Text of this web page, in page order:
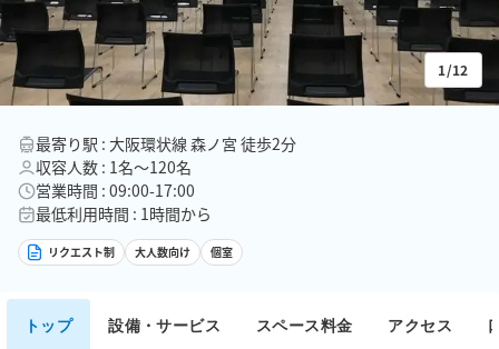
1/12
最寄り駅 : 大阪環状線 森ノ宮 徒歩2分
収容人数 : 1名〜120名
営業時間 : 09:00-17:00
最低利用時間 : 1時間から
リクエスト制 大人数向け 個室
トップ 設備・サービス スペース料金 アクセス